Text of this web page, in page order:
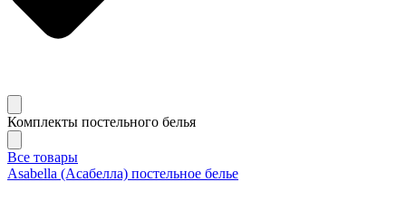
Комплекты постельного белья
Все товары
Asabella (Асабелла) постельное белье